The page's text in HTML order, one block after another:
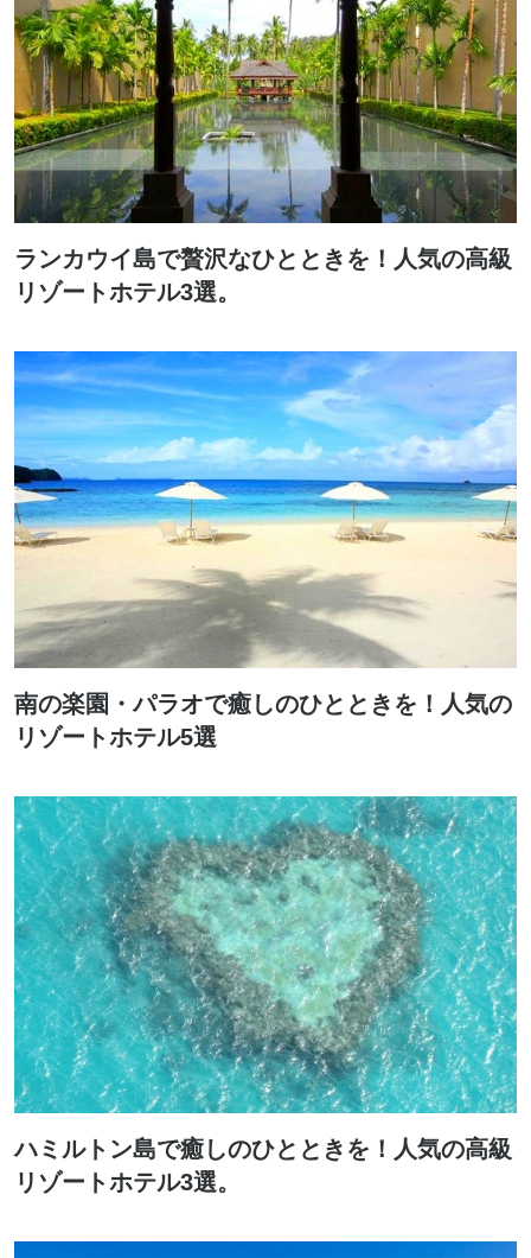
ランカウイ島で贅沢なひとときを！人気の高級
リゾートホテル3選。
南の楽園・パラオで癒しのひとときを！人気の
リゾートホテル5選
ハミルトン島で癒しのひとときを！人気の高級
リゾートホテル3選。